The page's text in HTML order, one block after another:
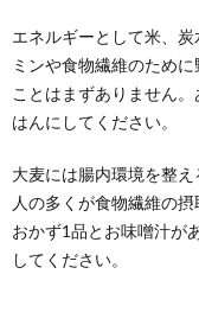
エネルギーとして米、
ミンや食物繊維のため
ことはまずありません
はんにしてください。
大麦には腸内環境を整
人の多くが食物繊維の
おかず1品とお味噌汁が
してください。